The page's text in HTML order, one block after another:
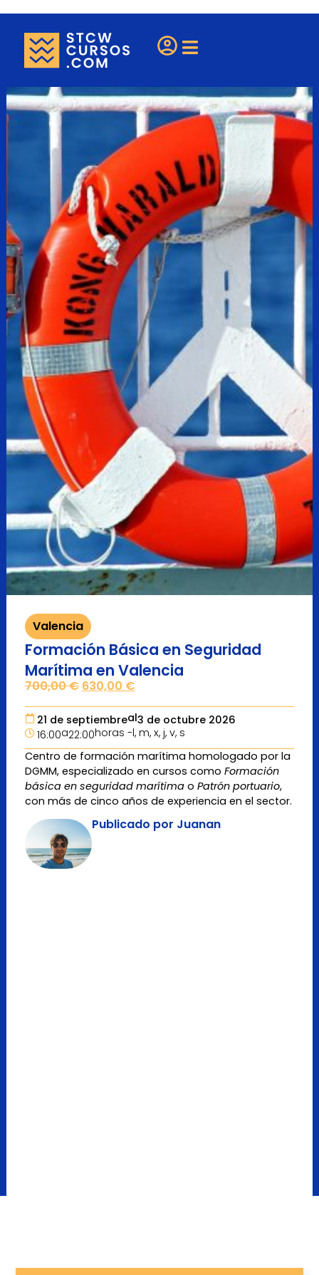
Valencia
Formación Básica en Seguridad
Marítima en Valencia
700,00€ 630,00 €
16:00a22:00horas -l, m, x, j, v, s
21 de septiembreal3 de octubre 2026
Centro de formación marítima homologado por la
DGMM, especializado en cursos como Formación
básica en seguridad marítimao Patrón portuario,
con más de cinco años de experiencia en el sector.
Publicado por Juanan